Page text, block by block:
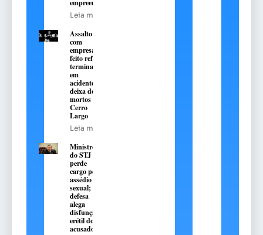
empreendedorismo
Leia mais
Assalto
com
empresário
feito refém
termina
em
acidente e
deixa dois
mortos em
Cerro
Largo
Leia mais
Ministro
do STJ
perde
cargo por
assédio
sexual;
defesa
alega
disfunção
erétil do
acusado